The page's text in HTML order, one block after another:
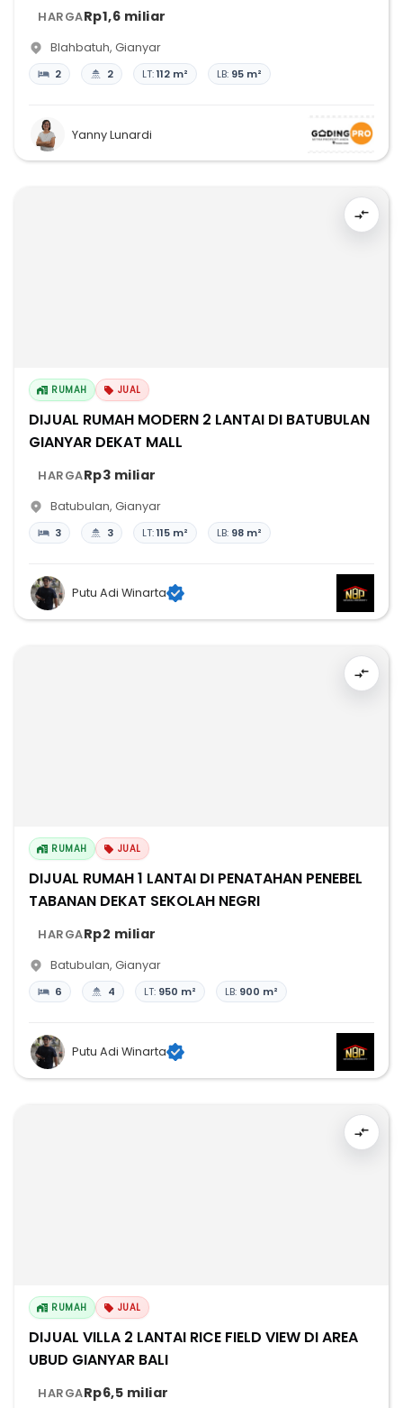
HARGARp1,6 miliar
Blahbatuh, Gianyar
2 2 LT:112 m² LB: 95 m²
Yanny Lunardi
RUMAH JUAL
DIJUAL RUMAH MODERN 2 LANTAI DI BATUBULAN
GIANYAR DEKAT MALL
HARGARp3 miliar
Batubulan, Gianyar
3 3 LT:115 m² LB: 98 m²
Putu Adi Winarta
RUMAH JUAL
DIJUAL RUMAH 1 LANTAI DI PENATAHAN PENEBEL
TABANAN DEKAT SEKOLAH NEGRI
HARGARp2 miliar
Batubulan, Gianyar
6 4 LT: 950 m² LB: 900 m²
Putu Adi Winarta
RUMAH JUAL
DIJUAL VILLA 2 LANTAI RICE FIELD VIEW DI AREA
UBUD GIANYAR BALI
HARGARp6,5 miliar